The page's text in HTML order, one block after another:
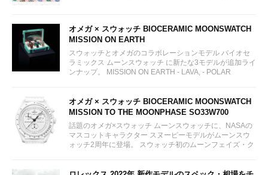
オメガ × スウォッチ BIOCERAMIC MOONSWATCH
MISSION ON EARTH
スウォッチとオメガのコラボレーションモデル バイオセ
ラミックス ムーンスウォッチ に新たな3モデルが追加ライ
ンナップ。 MISSION ON EARTH - LAVA, - POLAR
オメガ × スウォッチ BIOCERAMIC MOONSWATCH
MISSION TO THE MOONPHASE SO33W700
話題のオメガ×スウォッチ ムーンスウォッチに、NASAの
マスコットキャラクター スヌーピーモデルがムーンスウ
ォッチ2周年に登場。 スウォッチ初のムーンフェイズ・ク
ではありません。...